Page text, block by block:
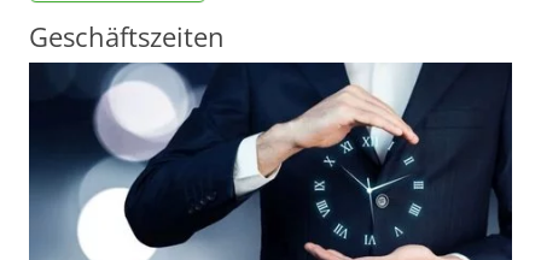
Geschäftszeiten